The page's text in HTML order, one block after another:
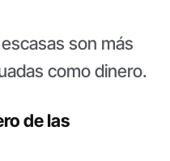
son más
como dinero.
de las